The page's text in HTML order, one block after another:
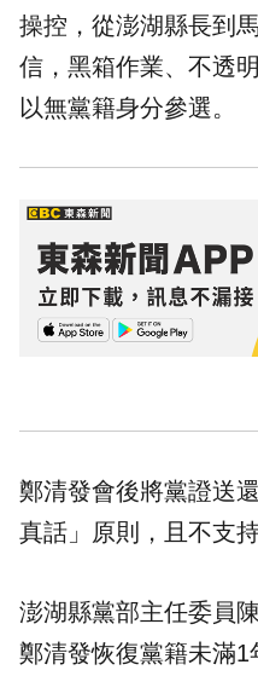
操控，從澎湖縣長到
信， 黑箱作業、不透
以無黨籍身分參選。
鄭清發會後將黨證送
真話」原則，且不支
澎湖縣黨部主任委員
鄭清發恢復黨籍未滿